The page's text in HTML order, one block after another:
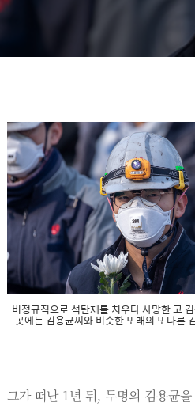
비정규직으로 석탄재를 치우다 사망한 고
곳에는 김용균씨와 비슷한 또래의 또다른
그가 떠난 1년 뒤, 두명의 김용균